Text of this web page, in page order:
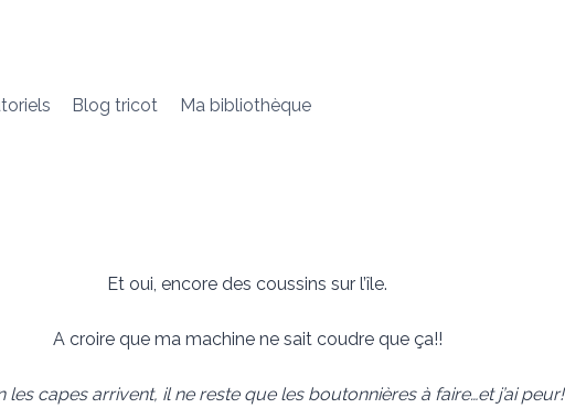
Blog tricot Ma bibliothèque
Et oui, encore des coussins sur l’île.
A croire que ma machine ne sait coudre que ça!!
les capes arrivent, il ne reste que les boutonnières à faire…et j’ai peur!